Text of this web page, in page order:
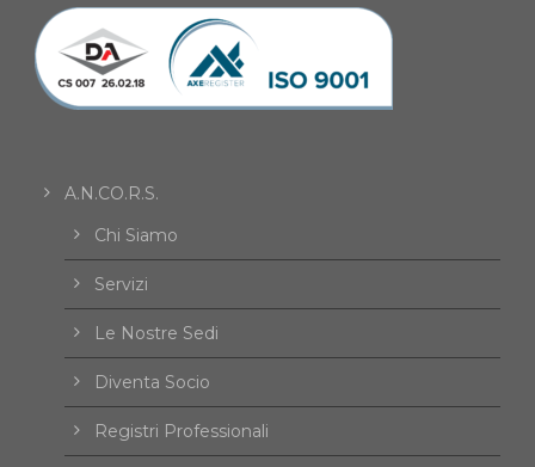
A.N.CO.R.S.
Chi Siamo
Servizi
Le Nostre Sedi
Diventa Socio
Registri Professionali